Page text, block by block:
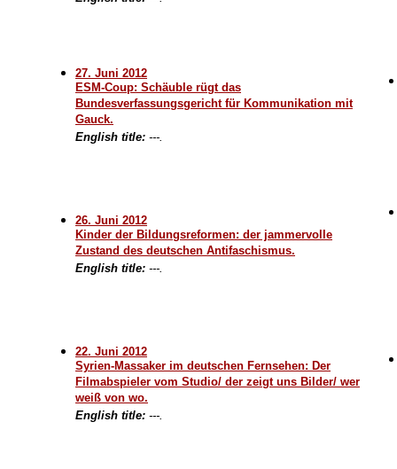
27. Juni 2012
ESM-Coup: Schäuble rügt das
Bundesverfassungsgericht für Kommunikation mit
Gauck.
English title: ---.
26. Juni 2012
Kinder der Bildungsreformen: der jammervolle
Zustand des deutschen Antifaschismus.
English title: ---.
22. Juni 2012
Syrien-Massaker im deutschen Fernsehen: Der
Filmabspieler vom Studio/ der zeigt uns Bilder/ wer
weiß von wo.
English title: ---.